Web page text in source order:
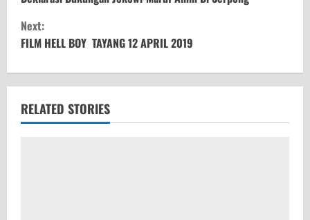
n
t
i
n
u
Next:
FILM HELL BOY TAYANG 12 APRIL 2019
RELATED STORIES